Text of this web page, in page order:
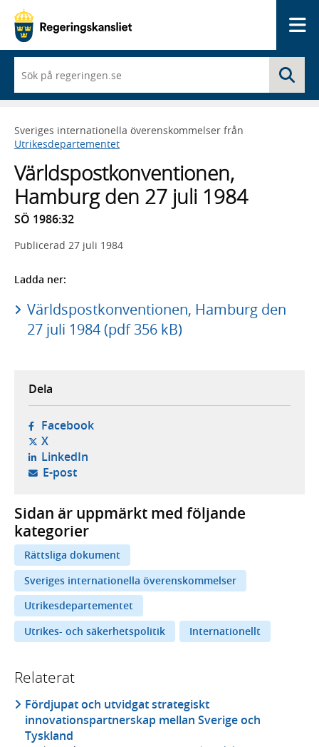
du
börjar
skriva
framträder
en
med
sökförslag
Sveriges internationella överenskommelser från
Utrikesdepartementet
Världspostkonventionen,
Hamburg den 27 juli 1984
SÖ 1986:32
Publicerad 27 juli 1984
Ladda ner:
Världspostkonventionen, Hamburg den
27 juli 1984 (pdf 356 kB)
Dela
Facebook- öppnas i ny flik, extern webbplats,
X- öppnas i ny flik, extern webbplats,
LinkedIn- öppnas i ny flik, extern webbplats,
E-post- öppnar din e-postklient,
Sidan är uppmärkt med följande
kategorier
Rättsliga dokument
Sveriges internationella överenskommelser
Utrikesdepartementet
Utrikes- och säkerhetspolitik
Internationellt
Relaterat
Fördjupat och utvidgat strategiskt
innovationspartnerskap mellan Sverige och
Tyskland